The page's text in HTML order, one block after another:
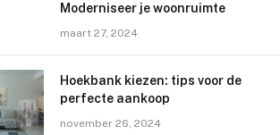
Moderniseer je woonruimte
maart 27, 2024
Hoekbank kiezen: tips voor de
perfecte aankoop
november 26, 2024